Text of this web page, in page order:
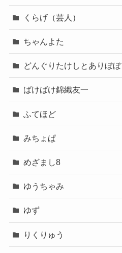
くらげ（芸人）
ちゃんよた
どんぐりたけしとありぼぼ
ばけばけ錦織友一
ふてほど
みちょぱ
めざまし8
ゆうちゃみ
ゆず
りくりゅう